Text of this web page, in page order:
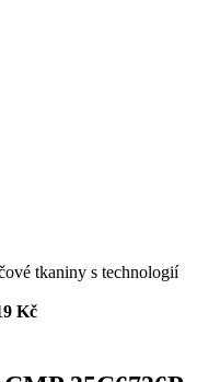
tkaniny s technologií
Kč